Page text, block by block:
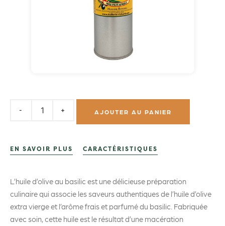
AJOUTER AU PANIER
EN SAVOIR PLUS CARACTÉRISTIQUES
L’huile d’olive au basilic est une délicieuse préparation
culinaire qui associe les saveurs authentiques de l’huile d’olive
extra vierge et l’arôme frais et parfumé du basilic. Fabriquée
avec soin, cette huile est le résultat d’une macération